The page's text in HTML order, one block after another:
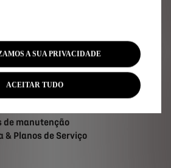
de manutenção
& Planos de Serviço
A SUA PRIVACIDADE
ACEITAR TUDO